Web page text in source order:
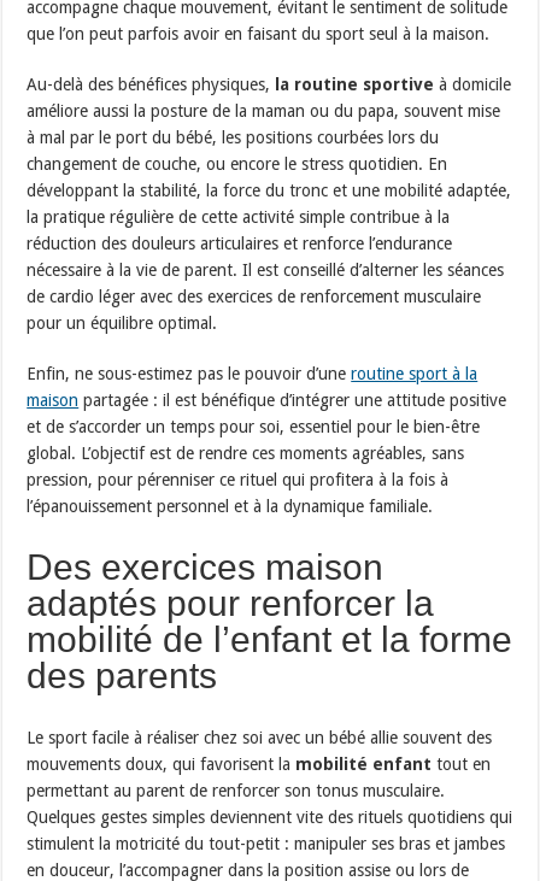
accompagne chaque mouvement, évitant le sentiment de solitude
que l’on peut parfois avoir en faisant du sport seul à la maison.
Au-delà des bénéfices physiques, la routine sportive à domicile
améliore aussi la posture de la maman ou du papa, souvent mise
à mal par le port du bébé, les positions courbées lors du
changement de couche, ou encore le stress quotidien. En
développant la stabilité, la force du tronc et une mobilité adaptée,
la pratique régulière de cette activité simple contribue à la
réduction des douleurs articulaires et renforce l’endurance
nécessaire à la vie de parent. Il est conseillé d’alterner les séances
de cardio léger avec des exercices de renforcement musculaire
pour un équilibre optimal.
Enfin, ne sous-estimez pas le pouvoir d’uneroutine sport à la
maison partagée : il est bénéfique d’intégrer une attitude positive
et de s’accorder un temps pour soi, essentiel pour le bien-être
global. L’objectif est de rendre ces moments agréables, sans
pression, pour pérenniser ce rituel qui profitera à la fois à
l’épanouissement personnel et à la dynamique familiale.
Des exercices maison
adaptés pour renforcer la
mobilité de l’enfant et la forme
des parents
Le sport facile à réaliser chez soi avec un bébé allie souvent des
mouvements doux, qui favorisent la mobilité enfant tout en
permettant au parent de renforcer son tonus musculaire.
Quelques gestes simples deviennent vite des rituels quotidiens qui
stimulent la motricité du tout-petit : manipuler ses bras et jambes
en douceur, l’accompagner dans la position assise ou lors de